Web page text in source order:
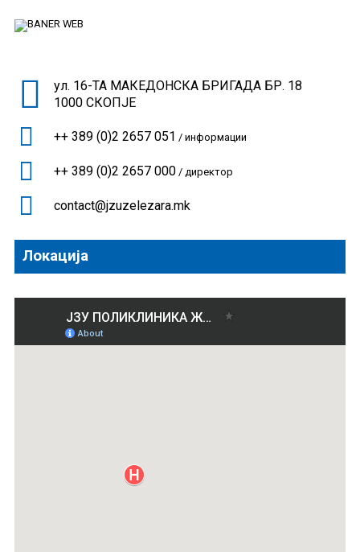
ул. 16-ТА МАКЕДОНСКА БРИГАДА БР. 18
1000 СКОПЈЕ
++ 389 (0)2 2657 051 / информации
++ 389 (0)2 2657 000/ директор
contact@jzuzelezara.mk
Локација